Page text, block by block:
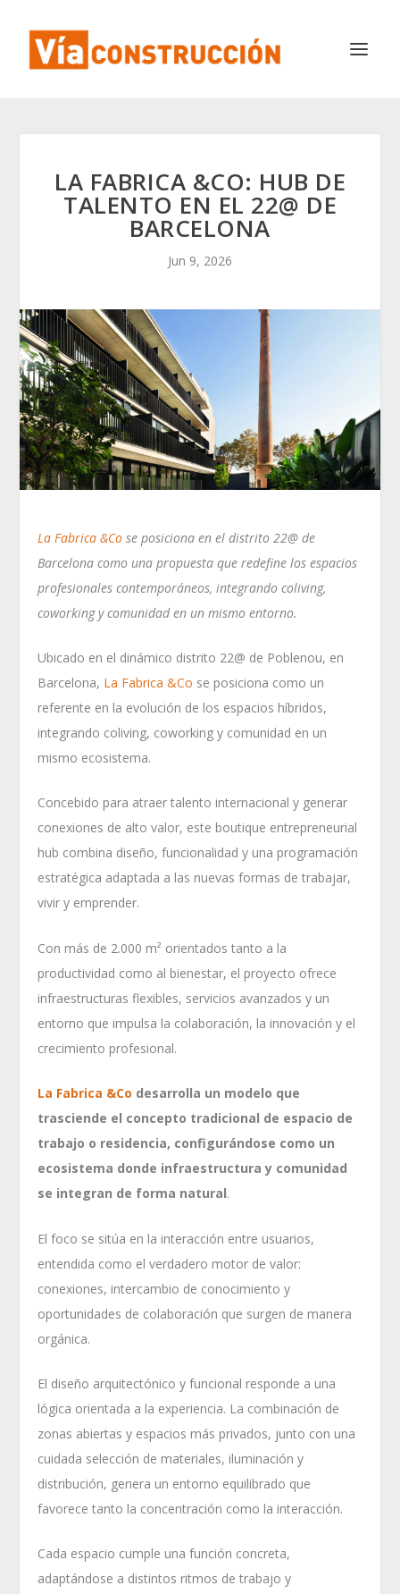
LA FABRICA &CO: HUB DE
TALENTO EN EL 22@ DE
BARCELONA
Jun 9, 2026
La Fabrica &Co se posiciona en el distrito 22@ de
Barcelona como una propuesta que redefine los espacios
profesionales contemporáneos, integrando coliving,
coworking y comunidad en un mismo entorno.
Ubicado en el dinámico distrito 22@ de Poblenou, en
Barcelona, La Fabrica &Co se posiciona como un
referente en la evolución de los espacios híbridos,
integrando coliving, coworking y comunidad en un
mismo ecosistema.
Concebido para atraer talento internacional y generar
conexiones de alto valor, este boutique entrepreneurial
hub combina diseño, funcionalidad y una programación
estratégica adaptada a las nuevas formas de trabajar,
vivir y emprender.
Con más de 2.000 m² orientados tanto a la
productividad como al bienestar, el proyecto ofrece
infraestructuras flexibles, servicios avanzados y un
entorno que impulsa la colaboración, la innovación y el
crecimiento profesional.
La Fabrica &Co desarrolla un modelo que
trasciende el concepto tradicional de espacio de
trabajo o residencia, configurándose como un
ecosistema donde infraestructura y comunidad
se integran de forma natural.
El foco se sitúa en la interacción entre usuarios,
entendida como el verdadero motor de valor:
conexiones, intercambio de conocimiento y
oportunidades de colaboración que surgen de manera
orgánica.
El diseño arquitectónico y funcional responde a una
lógica orientada a la experiencia. La combinación de
zonas abiertas y espacios más privados, junto con una
cuidada selección de materiales, iluminación y
distribución, genera un entorno equilibrado que
favorece tanto la concentración como la interacción.
Cada espacio cumple una función concreta,
adaptándose a distintos ritmos de trabajo y